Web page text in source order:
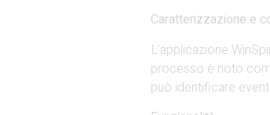
Caratterizzazione e
L’applicazione
processo è noto
può identificare